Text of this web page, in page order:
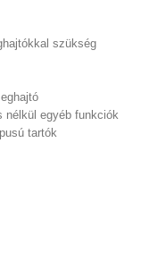
szükség
nélkül egyéb funkciók
tartók